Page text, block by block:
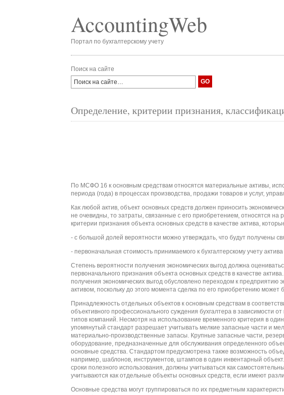
AccountingWeb
Портал по бухгалтерскому учету
Поиск на сайте
Определение, критерии признания,
По МСФО 16 к основным средствам относятся материальные активы,
периода (года) в процессах производства, продажи товаров и услуг,
Как любой актив, объект основных средств должен приносить
не очевидны, то затраты, связанные с его приобретением, относятся
критерии признания объекта основных средств в качестве актива,
- с большой долей вероятности можно утверждать, что будут получены
- первоначальная стоимость принимаемого к бухгалтерскому учету
Степень вероятности получения экономических выгод должна
первоначального признания объекта основных средств в качестве
получения экономических выгод обусловлено переходом к предприятию
активом, поскольку до этого момента сделка по его приобретению может
Принадлежность отдельных объектов к основным средствам в
объективного профессионального суждения бухгалтера в зависимости
типов компаний. Несмотря на использование временного критерия в
упомянутый стандарт разрешает учитывать мелкие запасные части и
материально-производственные запасы. Крупные запасные части,
оборудование, предназначенные для обслуживания определенного
основные средства. Стандартом предусмотрена также возможность
например, шаблонов, инструментов, штампов в один инвентарный
сроки полезного использования, должны учитываться как
учитываются как отдельные объекты основных средств, если имеют
Основные средства могут группироваться по их предметным